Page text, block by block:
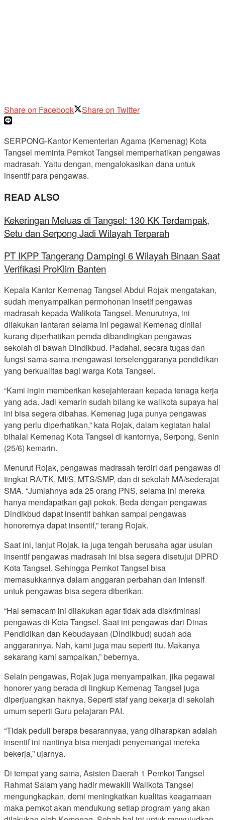
Share on Facebook Share on Twitter
SERPONG-Kantor Kementerian Agama (Kemenag) Kota
Tangsel meminta Pemkot Tangsel memperhatikan pengawas
madrasah. Yaitu dengan, mengalokasikan dana untuk
insentif para pengawas.
READ ALSO
Kekeringan Meluas di Tangsel: 130 KK Terdampak,
Setu dan Serpong Jadi Wilayah Terparah
PT IKPP Tangerang Dampingi 6 Wilayah Binaan Saat
Verifikasi ProKlim Banten
Kepala Kantor Kemenag Tangsel Abdul Rojak mengatakan,
sudah menyampaikan permohonan insetif pengawas
madrasah kepada Walikota Tangsel. Menurutnya, ini
dilakukan lantaran selama ini pegawai Kemenag dinilai
kurang diperhatikan pemda dibandingkan pengawas
sekolah di bawah Dindikbud. Padahal, secara tugas dan
fungsi sama-sama mengawasi terselenggaranya pendidikan
yang berkualitas bagi warga Kota Tangsel.
“Kami ingin memberikan kesejahteraan kepada tenaga kerja
yang ada. Jadi kemarin sudah bilang ke walikota supaya hal
ini bisa segera dibahas. Kemenag juga punya pengawas
yang perlu diperhatikan,” kata Rojak, dalam kegiatan halal
bihalal Kemenag Kota Tangsel di kantornya, Serpong, Senin
(25/6) kemarin.
Menurut Rojak, pengawas madrasah terdiri dari pengawas di
tingkat RA/TK, MI/S, MTS/SMP, dan di sekolah MA/sederajat
SMA. “Jumlahnya ada 25 orang PNS, selama ini mereka
hanya mendapatkan gaji pokok. Beda dengan pengawas
Dindikbud dapat insentif bahkan sampai pengawas
honorernya dapat insentif,” terang Rojak.
Saat ini, lanjut Rojak, ia juga tengah berusaha agar usulan
insentif pengawas madrasah ini bisa segera disetujui DPRD
Kota Tangsel. Sehingga Pemkot Tangsel bisa
memasukkannya dalam anggaran perbahan dan intensif
untuk pengawas bisa segera diberikan.
“Hal semacam ini dilakukan agar tidak ada diskriminasi
pengawas di Kota Tangsel. Saat ini pengawas dari Dinas
Pendidikan dan Kebudayaan (Dindikbud) sudah ada
anggarannya. Nah, kami juga mau seperti itu. Makanya
sekarang kami sampaikan,” bebernya.
Selain pengawas, Rojak juga menyampaikan, jika pegawai
honorer yang berada di lingkup Kemenag Tangsel juga
diperjuangkan haknya. Seperti staf yang bekerja di sekolah
umum seperti Guru pelajaran PAI.
“Tidak peduli berapa besarannyaa, yang diharapkan adalah
insentif ini nantinya bisa menjadi penyemangat mereka
bekerja,” ujarnya.
Di tempat yang sama, Asisten Daerah 1 Pemkot Tangsel
Rahmat Salam yang hadir mewakili Walikota Tangsel
mengungkapkan, demi meningkatkan kualitas keagamaan
maka pemkot akan mendukung setiap program yang akan